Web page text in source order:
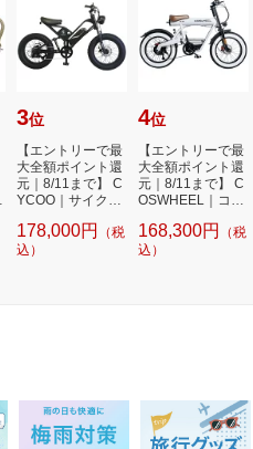
3位
【エントリーで最
大全額ポイント還
元｜8/11まで】 C
YCOO｜サイクー
転...
178,000円
（税
込）
4位
【エントリーで最
大全額ポイント還
元｜8/11まで】 C
OSWHEEL｜コス
ト...
168,300円
（税
込）